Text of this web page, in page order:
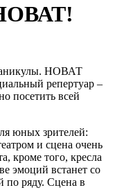
НОВАТ
репертуар –
посетить всей
юных зрителей:
и сцена очень
кроме того, кресла
эмоций встанет со
по ряду. Сцена в